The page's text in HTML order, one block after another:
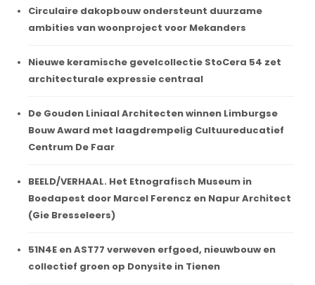
Circulaire dakopbouw ondersteunt duurzame
ambities van woonproject voor Mekanders
Nieuwe keramische gevelcollectie StoCera 54 zet
architecturale expressie centraal
De Gouden Liniaal Architecten winnen Limburgse
Bouw Award met laagdrempelig Cultuureducatief
Centrum De Faar
BEELD/VERHAAL. Het Etnografisch Museum in
Boedapest door Marcel Ferencz en Napur Architect
(Gie Bresseleers)
51N4E en AST77 verweven erfgoed, nieuwbouw en
collectief groen op Donysite in Tienen